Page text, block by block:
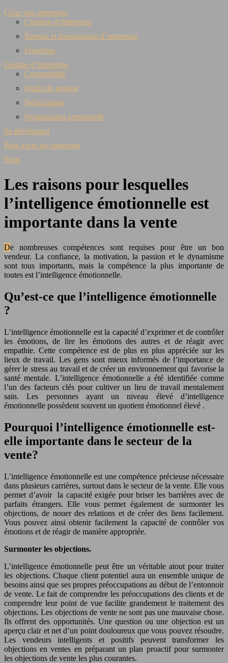
Créer son entreprise
Création d’entreprise
Reprise et transmission d’entreprise
Franchise
Gestion d’entreprise
Comptabilité
Outils de gestion
Négociation
Organisation personnelle
Se développer
Bien vivre en entreprise
Blog
Les raisons pour lesquelles
l’intelligence émotionnelle est
importante dans la vente
De nombreuses compétences sont requises pour être un bon
vendeur. La confiance, la motivation, la passion et le dynamisme
sont tous importants, mais la compétence la plus importante de
toutes est l’intelligence émotionnelle.
Qu’est-ce que l’intelligence émotionnelle
?
L’intelligence émotionnelle est la capacité d’exprimer et de contrôler
les émotions, de lire les émotions des autres et de réagir avec
empathie. Cette compétence est de plus en plus appréciée sur les
lieux de travail. Les gens sont mieux informés de l’importance de
gérer le stress au travail et de créer un environnement qui favorise la
santé mentale. L’intelligence émotionnelle a été identifiée comme
l’un des facteurs clés pour cultiver un lieu de travail mentalement
sain. Les personnes ayant un niveau élevé d’intelligence
émotionnelle possèdent souvent un quotient émotionnel élevé .
Pourquoi l’intelligence émotionnelle est-
elle importante dans le secteur de la
vente?
L’intelligence émotionnelle est une compétence précieuse nécessaire
dans plusieurs carrières, surtout dans le secteur de la vente. Elle vous
permet d’avoir la capacité exigée pour briser les barrières avec de
parfaits étrangers. Elle vous permet également de surmonter les
objections, de nouer des relations et de créer des liens facilement.
Vous pouvez ainsi obtenir facilement la capacité de contrôler vos
émotions et de réagir de manière appropriée.
Surmonter les objections.
L’intelligence émotionnelle peut être un véritable atout pour traiter
les objections. Chaque client potentiel aura un ensemble unique de
besoins ainsi que ses propres préoccupations au début de l’entonnoir
de vente. Le fait de comprendre les préoccupations des clients et de
comprendre leur point de vue facilite grandement le traitement des
objections. Les objections de vente ne sont pas une mauvaise chose.
Ils offrent des opportunités. Une question ou une objection est un
aperçu clair et net d’un point douloureux que vous pouvez résoudre.
Les vendeurs intelligents et positifs peuvent transformer les
objections en ventes en préparant un plan proactif pour surmonter
les objections de vente les plus courantes.